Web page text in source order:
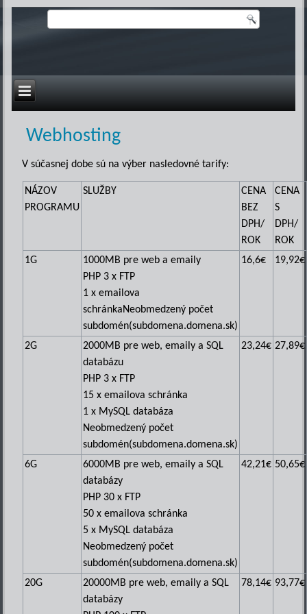
Webhosting
V súčasnej dobe sú na výber nasledovné tarify:
NÁZOV
PROGRAMU
SLUŽBY
CENA
BEZ
DPH/
ROK
CENA
S
DPH/
ROK
1G
1000MB pre web a emaily
PHP 3 x FTP
1 x emailova
schránkaNeobmedzený počet
subdomén(subdomena.domena.sk)
16,6€ 19,92€
2G
2000MB pre web, emaily a SQL
databázu
PHP 3 x FTP
15 x emailova schránka
1 x MySQL databáza
Neobmedzený počet
subdomén(subdomena.domena.sk)
23,24€ 27,89€
6G
6000MB pre web, emaily a SQL
databázy
PHP 30 x FTP
50 x emailova schránka
5 x MySQL databáza
Neobmedzený počet
subdomén(subdomena.domena.sk)
42,21€ 50,65€
20G
20000MB pre web, emaily a SQL
databázy
78,14€ 93,77€